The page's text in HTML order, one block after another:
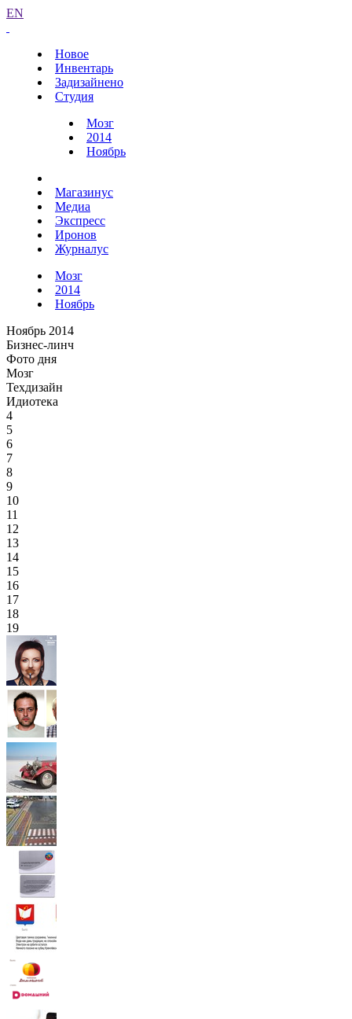
EN
Новое
Инвентарь
Задизайнено
Студия
Мозг
2014
Ноябрь
Магазинус
Медиа
Экспресс
Иронов
Журналус
Мозг
2014
Ноябрь
Ноябрь 2014
Бизнес-линч
Фото дня
Мозг
Техдизайн
Идиотека
4
5
6
7
8
9
10
11
12
13
14
15
16
17
18
19